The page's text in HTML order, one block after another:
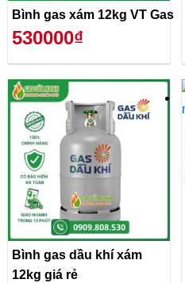
Bình gas xám 12kg VT Gas
530000₫
Bình gas dầu khí xám
12kg giá rẻ